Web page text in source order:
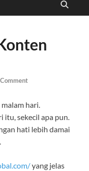
hari.
itu, sekecil apa pun.
hati lebih damai
yang jelas